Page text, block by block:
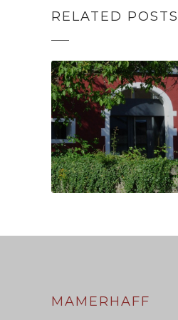
RELATED POSTS
SEMAINE DE LA
SANTÉ MENTALE:
14.10.2022
MAMERHAFF